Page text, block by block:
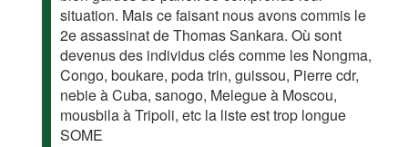
situation. Mais ce faisant nous avons commis le
2e assassinat de Thomas Sankara. Où sont
devenus des individus clés comme les Nongma,
Congo, boukare, poda trin, guissou, Pierre cdr,
nebie à Cuba, sanogo, Melegue à Moscou,
mousbila à Tripoli, etc la liste est trop longue
SOME